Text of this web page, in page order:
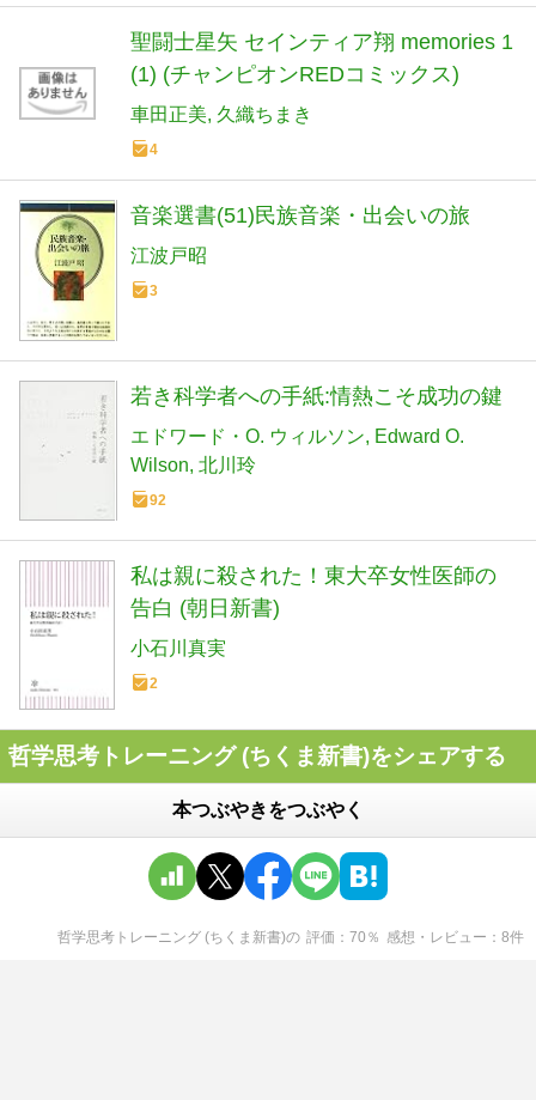
聖闘士星矢 セインティア翔 memories 1
(1) (チャンピオンREDコミックス)
車田正美 久織ちまき
4
音楽選書(51)民族音楽・出会いの旅
江波戸昭
3
若き科学者への手紙:情熱こそ成功の鍵
エドワード・O. ウィルソン
Edward O.
Wilson 北川玲
92
私は親に殺された！東大卒女性医師の
告白 (朝日新書)
小石川真実
2
哲学思考トレーニング (ちくま新書)をシェアする
本つぶやきをつぶやく
哲学思考トレーニング (ちくま新書)の 評価 70 ％ 感想・レビュー 8件